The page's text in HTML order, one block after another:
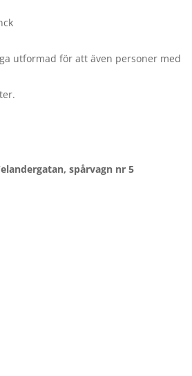
utformad för att även personer med
spårvagn nr 5